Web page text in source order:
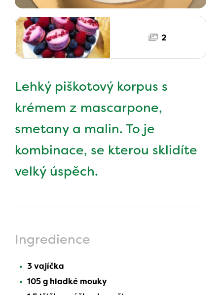
2
Lehký piškotový korpus s
krémem z mascarpone,
smetany a malin. To je
kombinace, se kterou sklidíte
velký úspěch.
Ingredience
3 vajíčka
105 g hladké mouky